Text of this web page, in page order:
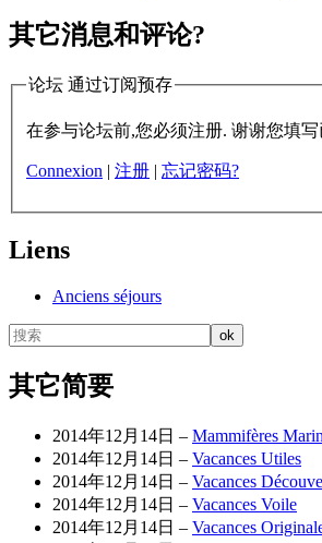
其它消息和评论?
论坛 通过订阅预存
在参与论坛前,您必须注册. 谢谢您填
Connexion | 注册 | 忘记密码?
Liens
Anciens séjours
其它简要
2014年12月14日 – Mammifères
2014年12月14日 – Vacances Utiles
2014年12月14日 – Vacances
2014年12月14日 – Vacances Voile
2014年12月14日 – Vacances